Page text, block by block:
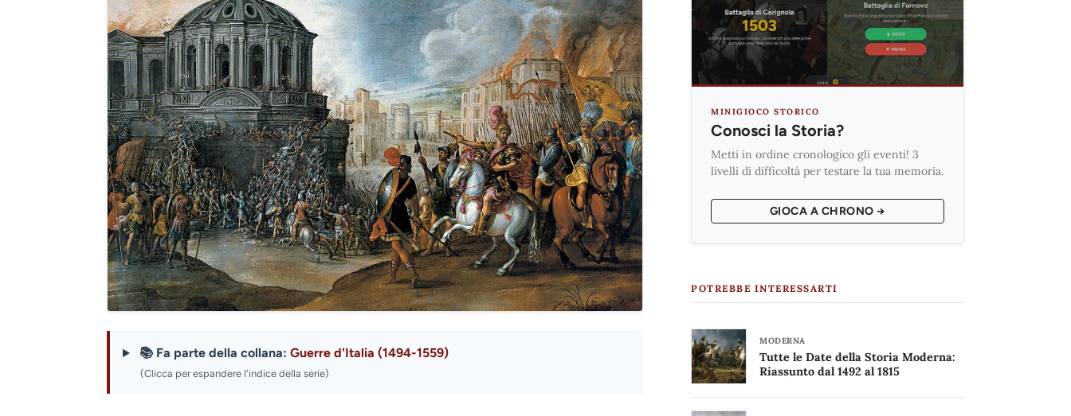
📚 Fa parte della collana: Guerre d'Italia (1494-1559)
(Clicca per espandere l'indice della serie)
MINIGIOCO STORICO
Conosci la Storia?
Metti in ordine cronologico gli eventi! 3
livelli di difficoltà per testare la tua memoria.
GIOCA A CHRONO →
POTREBBE INTERESSARTI
MODERNA
Tutte le Date della Storia Moderna:
Riassunto dal 1492 al 1815